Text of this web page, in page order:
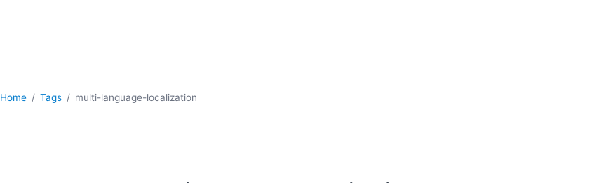
Home Tags multi-language-localization